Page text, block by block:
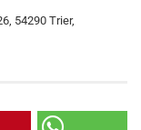
54290 Trier,